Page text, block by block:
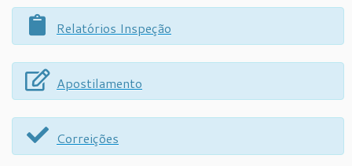
Relatórios Inspeção
Apostilamento
Correições